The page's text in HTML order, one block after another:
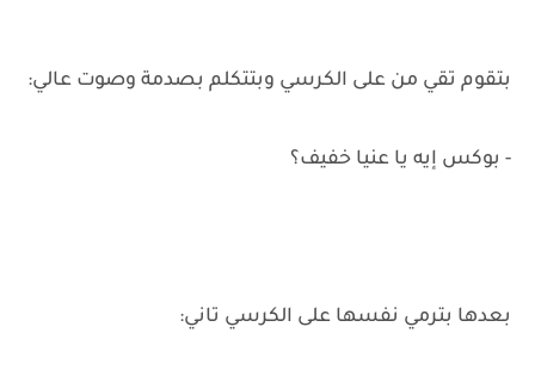
بتقوم تقي من على الكرسي وبتتكلم بصدمة وصوت عالي:
- بوكس إيه يا عنيا خفيف؟
بعدها بترمي نفسها على الكرسي تاني: